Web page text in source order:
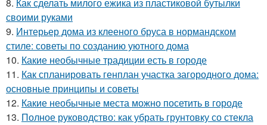
своими руками
9. Интерьер дома из клееного бруса в нормандском
стиле: советы по созданию уютного дома
10. Какие необычные традиции есть в городе
11. Как спланировать генплан участка загородного дома:
основные принципы и советы
12. Какие необычные места можно посетить в городе
13. Полное руководство: как убрать грунтовку со стекла